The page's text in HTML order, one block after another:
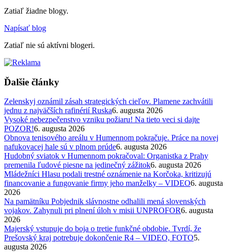
Zatiaľ žiadne blogy.
Napísať blog
Zatiaľ nie sú aktívni blogeri.
Ďalšie články
Zelenskyj oznámil zásah strategických cieľov. Plamene zachvátili
jednu z najväčších rafinérií Ruska6. augusta 2026
Vysoké nebezpečenstvo vzniku požiaru! Na tieto veci si dajte
POZOR!6. augusta 2026
Obnova tenisového areálu v Humennom pokračuje. Práce na novej
nafukovacej hale sú v plnom prúde6. augusta 2026
Hudobný sviatok v Humennom pokračoval: Organistka z Prahy
premenila ľudové piesne na jedinečný zážitok6. augusta 2026
Mládežníci Hlasu podali trestné oznámenie na Korčoka, kritizujú
financovanie a fungovanie firmy jeho manželky – VIDEO6. augusta
2026
Na pamätníku Pobjednik slávnostne odhalili mená slovenských
vojakov. Zahynuli pri plnení úloh v misii UNPROFOR6. augusta
2026
Majerský vstupuje do boja o tretie funkčné obdobie. Tvrdí, že
Prešovský kraj potrebuje dokončenie R4 – VIDEO, FOTO5.
augusta 2026